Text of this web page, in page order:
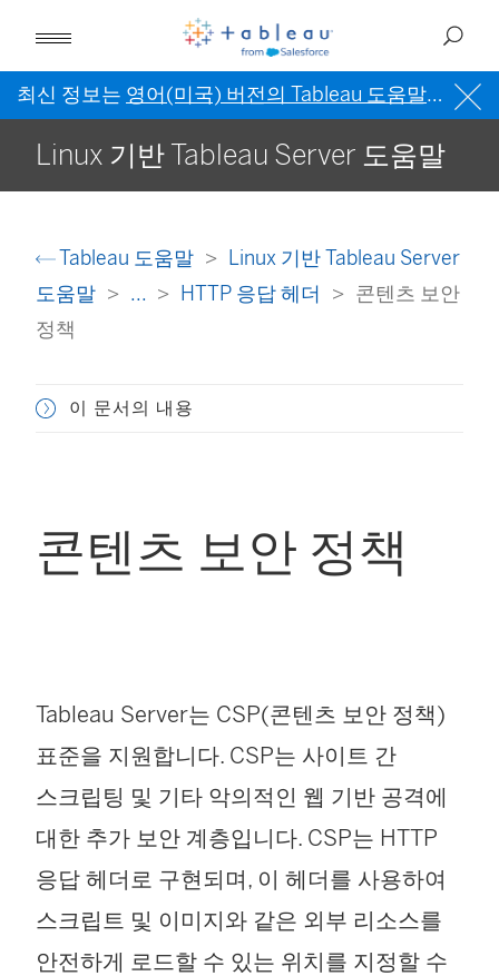
최신 정보는 영어(미국) 버전의 Tableau 도움말을 참조
Linux 기반 Tableau Server 도움말
Tableau 도움말
Linux 기반 Tableau Server
도움말
... HTTP 응답 헤더
콘텐츠 보안
정책
이 문서의 내용
콘텐츠 보안 정책
Tableau Server는 CSP(콘텐츠 보안 정책)
표준을 지원합니다. CSP는 사이트 간
스크립팅 및 기타 악의적인 웹 기반 공격에
대한 추가 보안 계층입니다. CSP는 HTTP
응답 헤더로 구현되며, 이 헤더를 사용하여
스크립트 및 이미지와 같은 외부 리소스를
안전하게 로드할 수 있는 위치를 지정할 수